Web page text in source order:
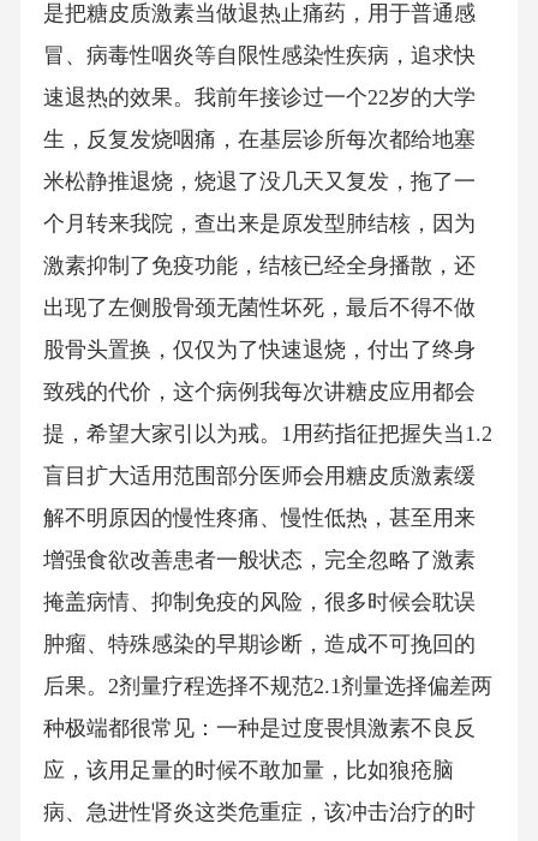
是把糖皮质激素当做退热止痛药，用于普通感
冒、病毒性咽炎等自限性感染性疾病，追求快
速退热的效果。我前年接诊过一个22岁的大学
生，反复发烧咽痛，在基层诊所每次都给地塞
米松静推退烧，烧退了没几天又复发，拖了一
个月转来我院，查出来是原发型肺结核，因为
激素抑制了免疫功能，结核已经全身播散，还
出现了左侧股骨颈无菌性坏死，最后不得不做
股骨头置换，仅仅为了快速退烧，付出了终身
致残的代价，这个病例我每次讲糖皮应用都会
提，希望大家引以为戒。1用药指征把握失当1.2
盲目扩大适用范围部分医师会用糖皮质激素缓
解不明原因的慢性疼痛、慢性低热，甚至用来
增强食欲改善患者一般状态，完全忽略了激素
掩盖病情、抑制免疫的风险，很多时候会耽误
肿瘤、特殊感染的早期诊断，造成不可挽回的
后果。2剂量疗程选择不规范2.1剂量选择偏差两
种极端都很常见：一种是过度畏惧激素不良反
应，该用足量的时候不敢加量，比如狼疮脑
病、急进性肾炎这类危重症，该冲击治疗的时